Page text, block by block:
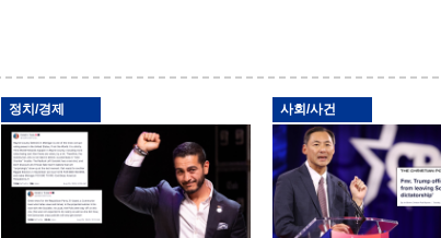
정치/경제 사회/사건